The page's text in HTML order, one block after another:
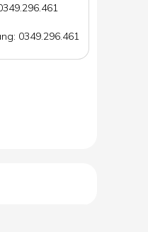
0349.296.461